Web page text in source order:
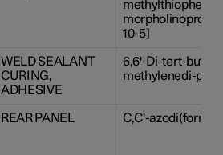
10-5]
WELD SEALANT
CURING,
ADHESIVE
6,6'-Di-tert-butyl-
methylenedi-p-
REAR PANEL C,C'-